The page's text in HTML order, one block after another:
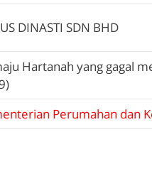
DINASTI SDN BHD
Hartanah yang gagal
Perumahan dan